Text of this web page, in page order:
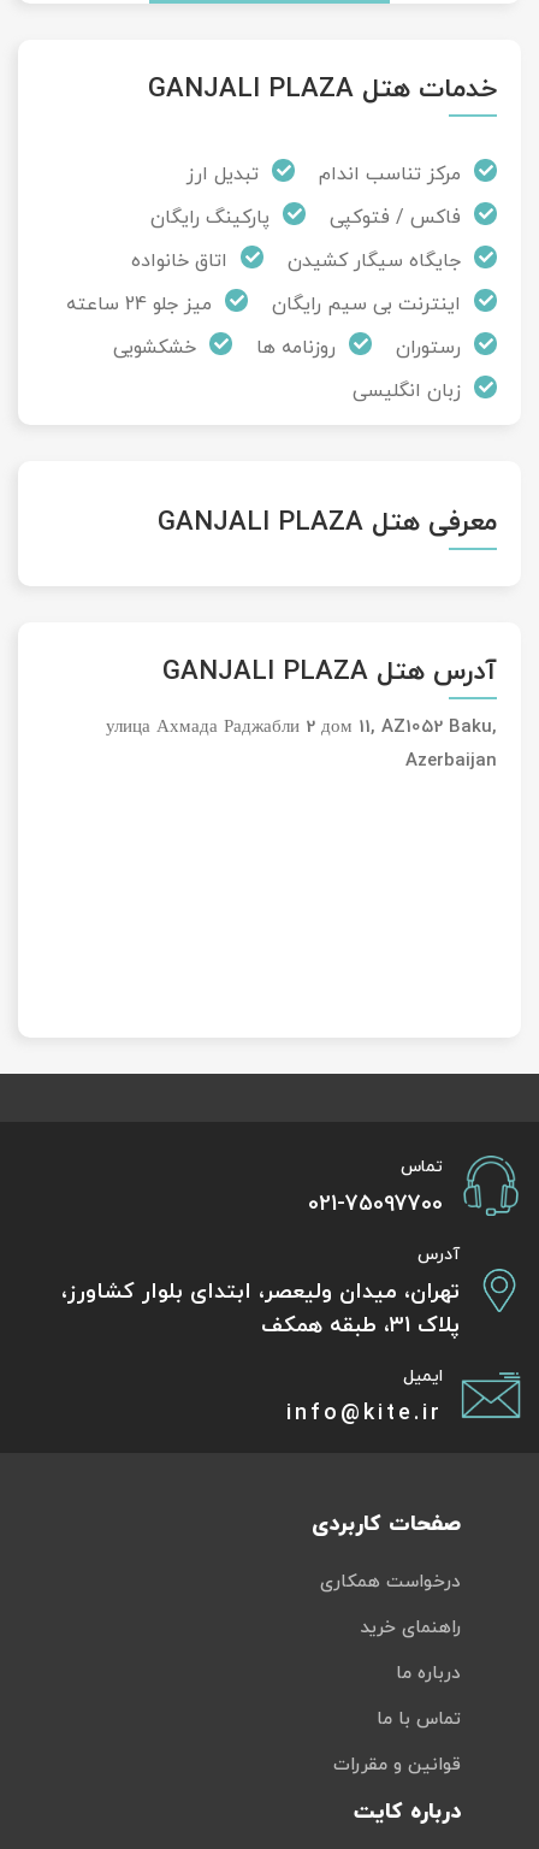
خدمات هتل GANJALI PLAZA
مرکز تناسب اندام
تبدیل ارز
فاکس / فتوکپی
پارکینگ رایگان
جایگاه سیگار کشیدن
اتاق خانواده
اینترنت بی سیم رایگان
میز جلو 24 ساعته
رستوران
روزنامه ها
خشکشویی
زبان انگلیسی
معرفی هتل GANJALI PLAZA
آدرس هتل GANJALI PLAZA
улица Ахмада Раджабли 2 дом 11, AZ1052 Baku,
Azerbaijan
تماس
021-75097700
آدرس
تهران، میدان ولیعصر، ابتدای بلوار کشاورز،
پلاک 31، طبقه همکف
ایمیل
info@kite.ir
صفحات کاربردی
درخواست همکاری
راهنمای خرید
درباره ما
تماس با ما
قوانین و مقررات
درباره کایت